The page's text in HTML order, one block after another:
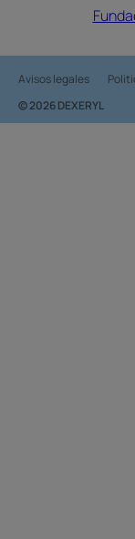
Avisos legales
© 2026 DEXERYL